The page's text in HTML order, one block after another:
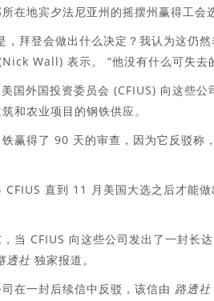
在地宾夕法尼亚州的摇摆州赢得工会
，拜登会做出什么决定？我认为这仍
Wall) 表示。 “他没有什么可失去
国外国投资委员会 (CFIUS) 向这些公
和农业项目的钢铁供应。
赢得了 90 天的审查，因为它反驳称
CFIUS 直到 11 月美国大选之后才能
当 CFIUS 向这些公司发出了一封长
透社 独家报道。
在一封后续信中反驳，该信由 路透社